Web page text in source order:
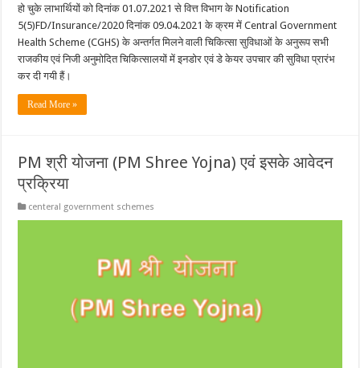
हो चुके लाभार्थियों को दिनांक 01.07.2021 से वित्त विभाग के Notification
5(5)FD/Insurance/2020 दिनांक 09.04.2021 के क्रम में Central Government
Health Scheme (CGHS) के अन्तर्गत मिलने वाली चिकित्सा सुविधाओं के अनुरूप सभी
राजकीय एवं निजी अनुमोदित चिकित्सालयों में इनडोर एवं डे केयर उपचार की सुविधा प्रारंभ
कर दी गयी हैं।
Read More »
PM श्री योजना (PM Shree Yojna) एवं इसके आवेदन
प्रक्रिया
centeral government schemes